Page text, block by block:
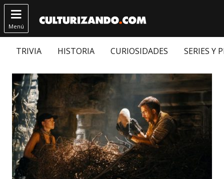

Menú
TRIVIA HISTORIA CURIOSIDADES SERIES Y